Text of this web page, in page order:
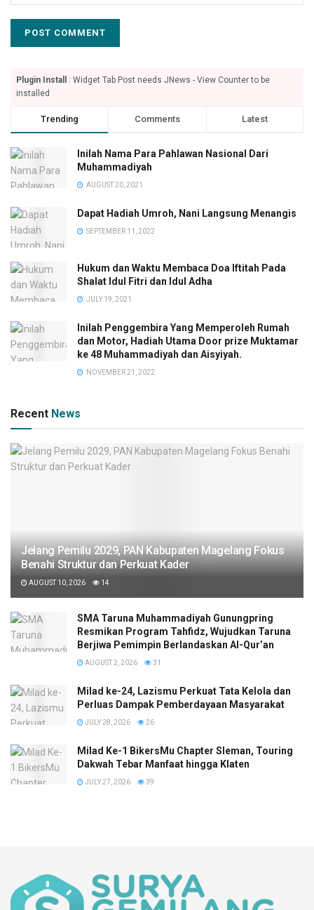
Plugin Install
: Widget Tab Post needs JNews - View Counter to be
installed
Trending Comments Latest
Inilah Nama Para Pahlawan Nasional Dari
Muhammadiyah
AUGUST 20, 2021
Dapat Hadiah Umroh, Nani Langsung Menangis
SEPTEMBER 11, 2022
Hukum dan Waktu Membaca Doa Iftitah Pada
Shalat Idul Fitri dan Idul Adha
JULY 19, 2021
Inilah Penggembira Yang Memperoleh Rumah
dan Motor, Hadiah Utama Door prize Muktamar
ke 48 Muhammadiyah dan Aisyiyah.
NOVEMBER 21, 2022
Recent News
Jelang Pemilu 2029, PAN Kabupaten Magelang Fokus
Benahi Struktur dan Perkuat Kader
AUGUST 10, 2026 14
SMA Taruna Muhammadiyah Gunungpring
Resmikan Program Tahfidz, Wujudkan Taruna
Berjiwa Pemimpin Berlandaskan Al-Qur’an
AUGUST 2, 2026 31
Milad ke-24, Lazismu Perkuat Tata Kelola dan
Perluas Dampak Pemberdayaan Masyarakat
JULY 28, 2026 26
Milad Ke-1 BikersMu Chapter Sleman, Touring
Dakwah Tebar Manfaat hingga Klaten
JULY 27, 2026 39